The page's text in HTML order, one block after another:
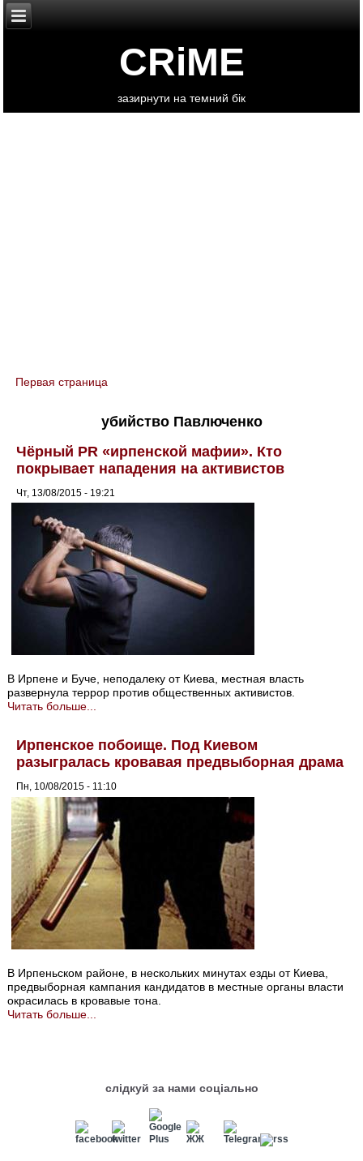
CRiME
зазирнути на темний бік
You are here
Первая страница
убийство Павлюченко
Чёрный PR «ирпенской мафии». Кто
покрывает нападения на активистов
Чт, 13/08/2015 - 19:21
В Ирпене и Буче, неподалеку от Киева, местная власть
развернула террор против общественных активистов.
Читать больше...
Ирпенское побоище. Под Киевом
разыгралась кровавая предвыборная драма
Пн, 10/08/2015 - 11:10
В Ирпеньском районе, в нескольких минутах езды от Киева,
предвыборная кампания кандидатов в местные органы власти
окрасилась в кровавые тона.
Читать больше...
слідкуй за нами соціально